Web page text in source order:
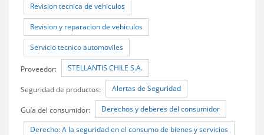
Revision tecnica de vehiculos
Revision y reparacion de vehiculos
Servicio tecnico automoviles
Proveedor: STELLANTIS CHILE S.A.
Seguridad de productos: Alertas de Seguridad
Guía del consumidor: Derechos y deberes del consumidor
Derecho: A la seguridad en el consumo de bienes y servicios